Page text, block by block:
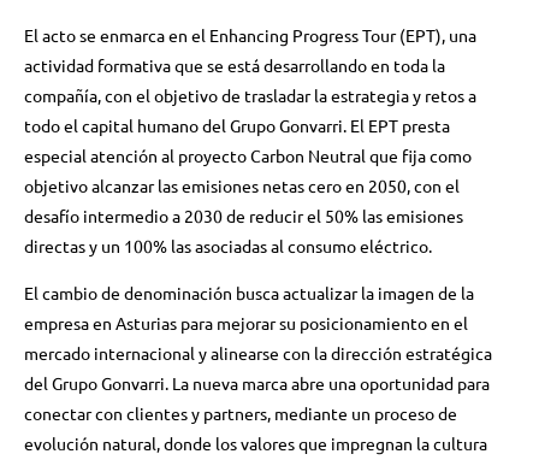
El acto se enmarca en el Enhancing Progress Tour (EPT), una
actividad formativa que se está desarrollando en toda la
compañía, con el objetivo de trasladar la estrategia y retos a
todo el capital humano del Grupo Gonvarri. El EPT presta
especial atención al proyecto Carbon Neutral que fija como
objetivo alcanzar las emisiones netas cero en 2050, con el
desafío intermedio a 2030 de reducir el 50% las emisiones
directas y un 100% las asociadas al consumo eléctrico.
El cambio de denominación busca actualizar la imagen de la
empresa en Asturias para mejorar su posicionamiento en el
mercado internacional y alinearse con la dirección estratégica
del Grupo Gonvarri. La nueva marca abre una oportunidad para
conectar con clientes y partners, mediante un proceso de
evolución natural, donde los valores que impregnan la cultura